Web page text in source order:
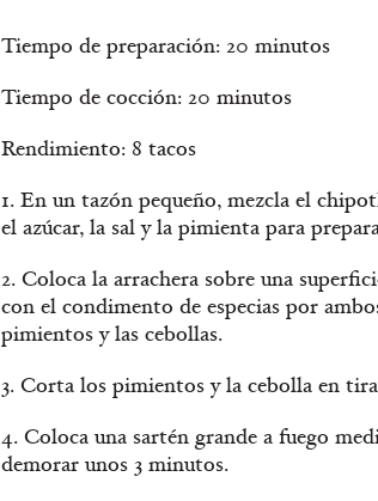
Tiempo de preparación: 20 minutos
Tiempo de cocción: 20 minutos
Rendimiento: 8 tacos
1. En un tazón pequeño, mezcla el
el azúcar, la sal y la pimienta para
2. Coloca la arrachera sobre una
con el condimento de especias por
pimientos y las cebollas.
3. Corta los pimientos y la cebolla en
4. Coloca una sartén grande a fuego
demorar unos 3 minutos.